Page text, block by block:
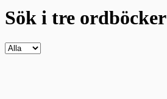
Sök i tre ordböcker